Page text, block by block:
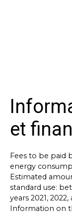
et
Fees to be paid
energy
Estimated
standard use:
years 2021,
Information on